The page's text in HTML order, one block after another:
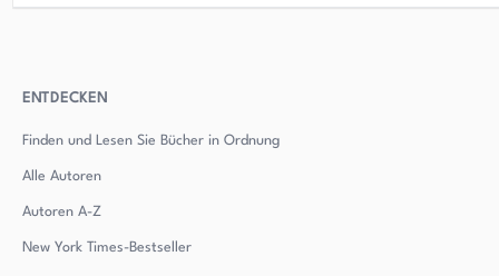
ENTDECKEN
Finden und Lesen Sie Bücher in Ordnung
Alle Autoren
Autoren A-Z
New York Times-Bestseller